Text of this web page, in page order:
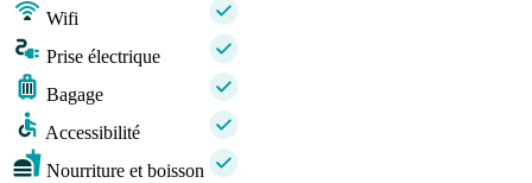
Wifi
Prise électrique
Bagage
Accessibilité
Nourriture et boisson